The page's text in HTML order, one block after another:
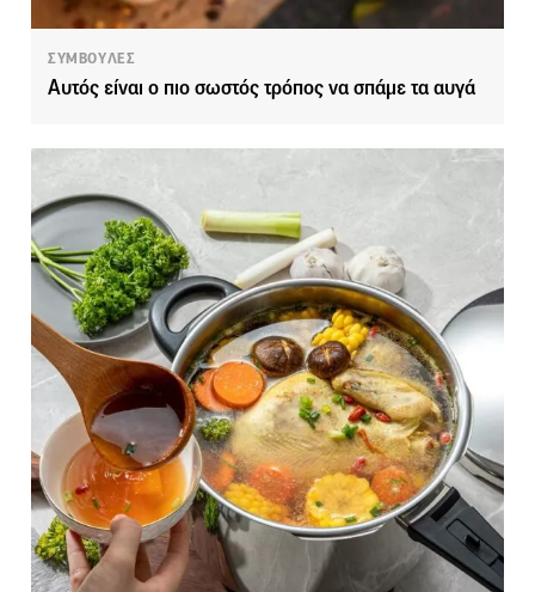
ΣΥΜΒΟΥΛΕΣ
Αυτός είναι ο πιο σωστός τρόπος να σπάμε τα αυγά